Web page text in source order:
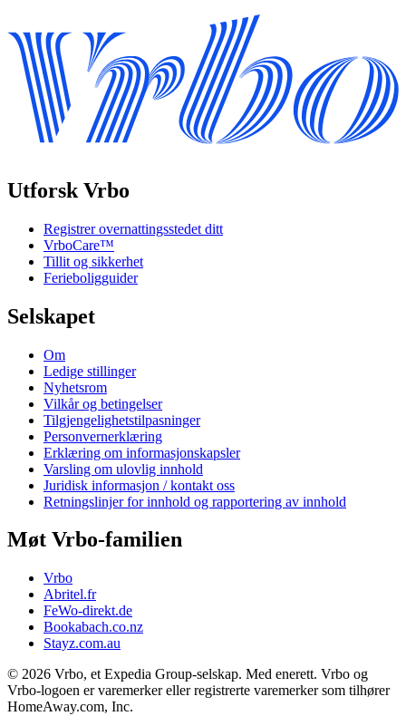
Utforsk Vrbo
Registrer overnattingsstedet ditt
VrboCare™
Tillit og sikkerhet
Ferieboligguider
Selskapet
Om
Ledige stillinger
Nyhetsrom
Vilkår og betingelser
Tilgjengelighetstilpasninger
Personvernerklæring
Erklæring om informasjonskapsler
Varsling om ulovlig innhold
Juridisk informasjon / kontakt oss
Retningslinjer for innhold og rapportering av innhold
Møt Vrbo-familien
Vrbo
Abritel.fr
FeWo-direkt.de
Bookabach.co.nz
Stayz.com.au
© 2026 Vrbo, et Expedia Group-selskap. Med enerett. Vrbo og
Vrbo-logoen er varemerker eller registrerte varemerker som tilhører
HomeAway.com, Inc.